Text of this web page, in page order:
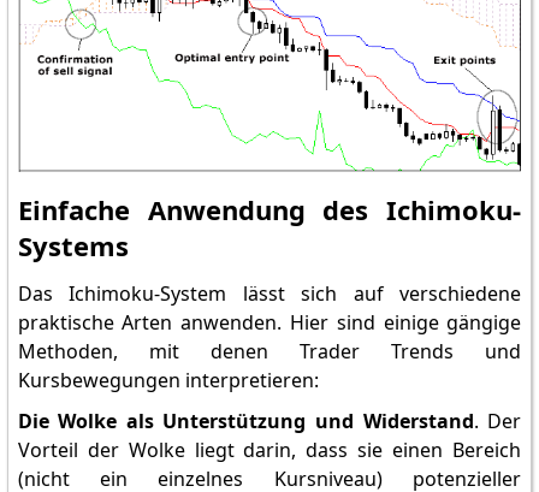
Einfache Anwendung des Ichimoku-
Systems
Das Ichimoku-System lässt sich auf verschiedene
praktische Arten anwenden. Hier sind einige gängige
Methoden, mit denen Trader Trends und
Kursbewegungen interpretieren:
Die Wolke als Unterstützung und Widerstand. Der
Vorteil der Wolke liegt darin, dass sie einen Bereich
(nicht ein einzelnes Kursniveau) potenzieller